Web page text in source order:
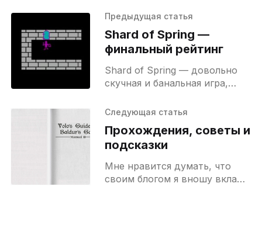
Предыдущая статья
Shard of Spring —
финальный рейтинг
Shard of Spring — довольно
скучная и банальная игра,
не так плоха, выйдя она года
на несколько интересных
Следующая статья
Прохождения, советы и
подсказки
Мне нравится думать, что
своим блогом я вношу вклад